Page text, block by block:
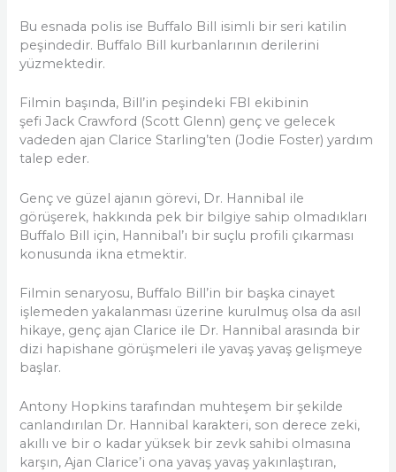
Bu esnada polis ise Buffalo Bill isimli bir seri katilin
peşindedir. Buffalo Bill kurbanlarının derilerini
yüzmektedir.
Filmin başında, Bill’in peşindeki FBI ekibinin
şefi Jack Crawford (Scott Glenn) genç ve gelecek
vadeden ajan Clarice Starling’ten (Jodie Foster) yardım
talep eder.
Genç ve güzel ajanın görevi, Dr. Hannibal ile
görüşerek, hakkında pek bir bilgiye sahip olmadıkları
Buffalo Bill için, Hannibal’ı bir suçlu profili çıkarması
konusunda ikna etmektir.
Filmin senaryosu, Buffalo Bill’in bir başka cinayet
işlemeden yakalanması üzerine kurulmuş olsa da asıl
hikaye, genç ajan Clarice ile Dr. Hannibal arasında bir
dizi hapishane görüşmeleri ile yavaş yavaş gelişmeye
başlar.
Antony Hopkins tarafından muhteşem bir şekilde
canlandırılan Dr. Hannibal karakteri, son derece zeki,
akıllı ve bir o kadar yüksek bir zevk sahibi olmasına
karşın, Ajan Clarice’i ona yavaş yavaş yakınlaştıran,